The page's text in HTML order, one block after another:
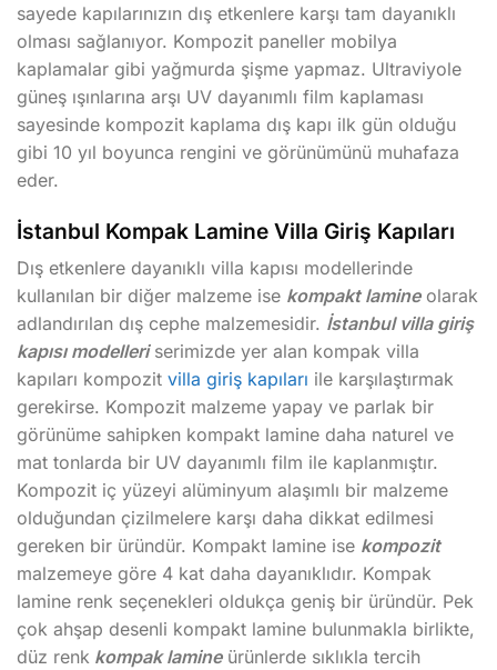
sayede kapılarınızın dış etkenlere karşı tam dayanıklı
olması sağlanıyor. Kompozit paneller mobilya
kaplamalar gibi yağmurda şişme yapmaz. Ultraviyole
güneş ışınlarına arşı UV dayanımlı film kaplaması
sayesinde kompozit kaplama dış kapı ilk gün olduğu
gibi 10 yıl boyunca rengini ve görünümünü muhafaza
eder.
İstanbul Kompak Lamine Villa Giriş Kapıları
Dış etkenlere dayanıklı villa kapısı modellerinde
kullanılan bir diğer malzeme ise kompakt lamineolarak
adlandırılan dış cephe malzemesidir. İstanbul villa giriş
kapısı modelleriserimizde yer alan kompak villa
kapıları kompozit villa giriş kapıları ile karşılaştırmak
gerekirse. Kompozit malzeme yapay ve parlak bir
görünüme sahipken kompakt lamine daha naturel ve
mat tonlarda bir UV dayanımlı film ile kaplanmıştır.
Kompozit iç yüzeyi alüminyum alaşımlı bir malzeme
olduğundan çizilmelere karşı daha dikkat edilmesi
gereken bir üründür. Kompakt lamine ise kompozit
malzemeye göre 4 kat daha dayanıklıdır. Kompak
lamine renk seçenekleri oldukça geniş bir üründür. Pek
çok ahşap desenli kompakt lamine bulunmakla birlikte,
düz renk kompak lamineürünlerde sıklıkla tercih